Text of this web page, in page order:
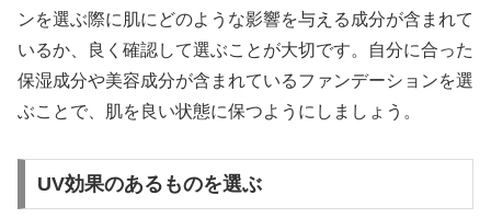
ンを選ぶ際に肌にどのような影響を与える成分が含まれて
いるか、良く確認して選ぶことが大切です。自分に合った
保湿成分や美容成分が含まれているファンデーションを選
ぶことで、肌を良い状態に保つようにしましょう。
UV効果のあるものを選ぶ